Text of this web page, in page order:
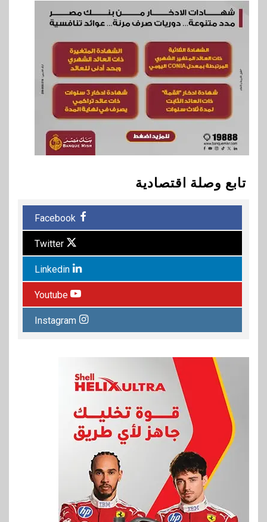
تابع وصلة اقتصادية
Facebook
Twitter
Linkedin
Youtube
Instagram